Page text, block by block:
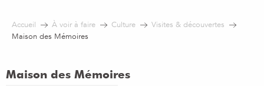
contenu
Accueil À voir à faire Culture
Visites & découvertes
Maison des Mémoires
Maison des Mémoires